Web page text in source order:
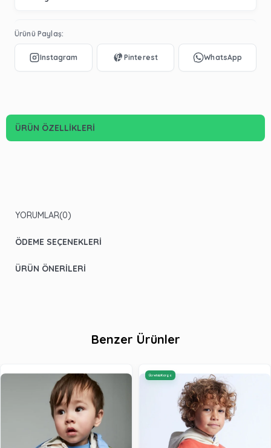
Ürünü Paylaş:
ÜRÜN ÖZELLIKLERI
YORUMLAR(0)
ÖDEME SEÇENEKLERI
ÜRÜN ÖNERILERI
Benzer Ürünler
Ücretsiz Kargo